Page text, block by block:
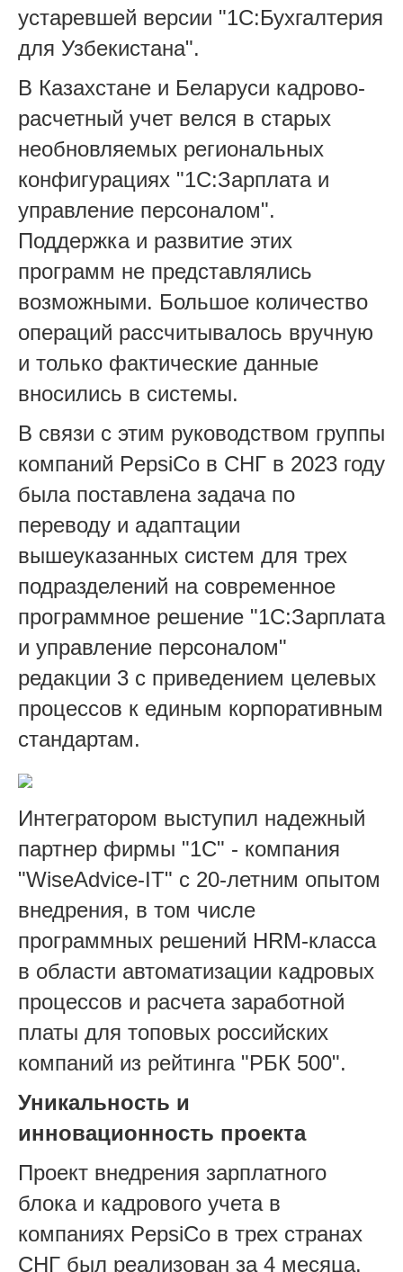
устаревшей версии "1С:Бухгалтерия
для Узбекистана".
В Казахстане и Беларуси кадрово-
расчетный учет велся в старых
необновляемых региональных
конфигурациях "1С:Зарплата и
управление персоналом".
Поддержка и развитие этих
программ не представлялись
возможными. Большое количество
операций рассчитывалось вручную
и только фактические данные
вносились в системы.
В связи с этим руководством группы
компаний PepsiСo в СНГ в 2023 году
была поставлена задача по
переводу и адаптации
вышеуказанных систем для трех
подразделений на современное
программное решение "1С:Зарплата
и управление персоналом"
редакции 3 с приведением целевых
процессов к единым корпоративным
стандартам.
Интегратором выступил надежный
партнер фирмы "1С" - компания
"WiseAdvice-IT" с 20-летним опытом
внедрения, в том числе
программных решений HRM-класса
в области автоматизации кадровых
процессов и расчета заработной
платы для топовых российских
компаний из рейтинга "РБК 500".
Уникальность и
инновационность проекта
Проект внедрения зарплатного
блока и кадрового учета в
компаниях PepsiCo в трех странах
СНГ был реализован за 4 месяца.